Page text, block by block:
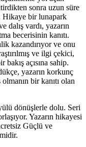
sonra uzun süre
Hikaye bir lunapark
dalış vardı, yazarın
becerisinin kanıtı.
kazandırıyor ve onu
ve ilgi çekici,
açısına sahip.
yazarın korkunç
bir kanıtı olan
dönüşlerle dolu. Seri
Yazarın hikayesi
Güçlü ve